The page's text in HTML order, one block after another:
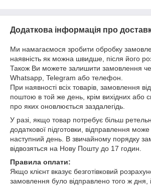
Додаткова інформація про
Ми намагаємося зробити обробку
наявність як можна швидше, після його
Також Ви можете залишити замовлення
Whatsapp, Telegram або телефон.
При наявності всіх товарів, замовлення
поштою в той же день, крім вихідних або
про яких оновлюється заздалегідь.
У разі, якщо товар потребує більш
додаткової підготовки, відправлення
наступний день. В звичайному порядку
відвозяться на Нову Пошту до 17 годин.
Правила оплати:
Якщо клієнт вказує безготівковий
замовлення було відправлено того ж дня,